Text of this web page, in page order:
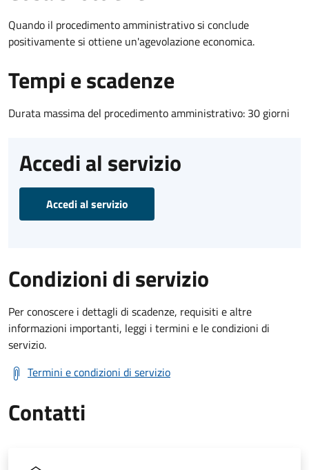
Quando il procedimento amministrativo si conclude
positivamente si ottiene un'agevolazione economica.
Tempi e scadenze
Durata massima del procedimento amministrativo: 30 giorni
Accedi al servizio
Accedi al servizio
Condizioni di servizio
Per conoscere i dettagli di scadenze, requisiti e altre
informazioni importanti, leggi i termini e le condizioni di
servizio.
Termini e condizioni di servizio
Contatti